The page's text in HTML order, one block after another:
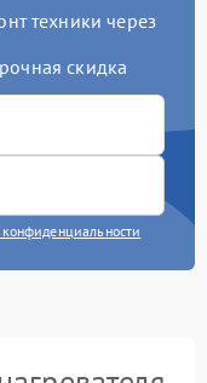
техники через
скидка